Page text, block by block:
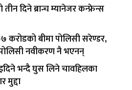
दिने ब्रान्च म्यानेजर कन्फ्रेन्स
करोडको बीमा पोलिसी सरेण्डर,
नवीकरण नै भएनन्
भन्दै घुस लिने चावहिलका
मुद्दा